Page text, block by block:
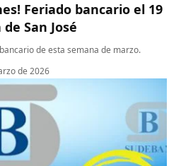
Feriado bancario el 19
San José
de esta semana de marzo.
de 2026